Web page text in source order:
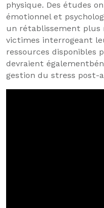
physique. Des études
émotionnel et
un rétablissement plus
victimes interrogeant
ressources disponibles
devraient
gestion du stress post-